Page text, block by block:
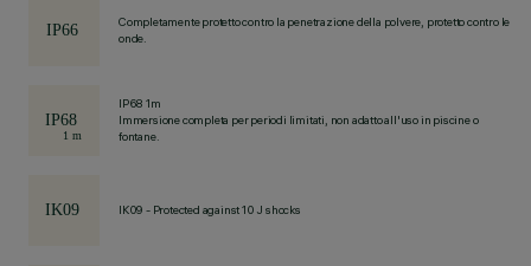
Completamente protetto contro la penetrazione della polvere, protetto contro le
onde.
IP68 1m
Immersione completa per periodi limitati, non adatto all'uso in piscine o
fontane.
IK09 - Protected against 10 J shocks